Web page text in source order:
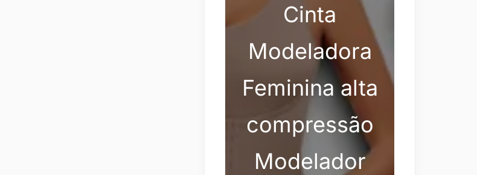
Cinta
Modeladora
Feminina alta
compressão
Modelador